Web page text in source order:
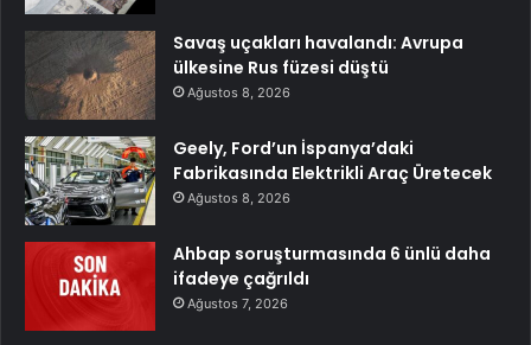
Savaş uçakları havalandı: Avrupa
ülkesine Rus füzesi düştü
Ağustos 8, 2026
Geely, Ford’un İspanya’daki
Fabrikasında Elektrikli Araç Üretecek
Ağustos 8, 2026
Ahbap soruşturmasında 6 ünlü daha
ifadeye çağrıldı
Ağustos 7, 2026